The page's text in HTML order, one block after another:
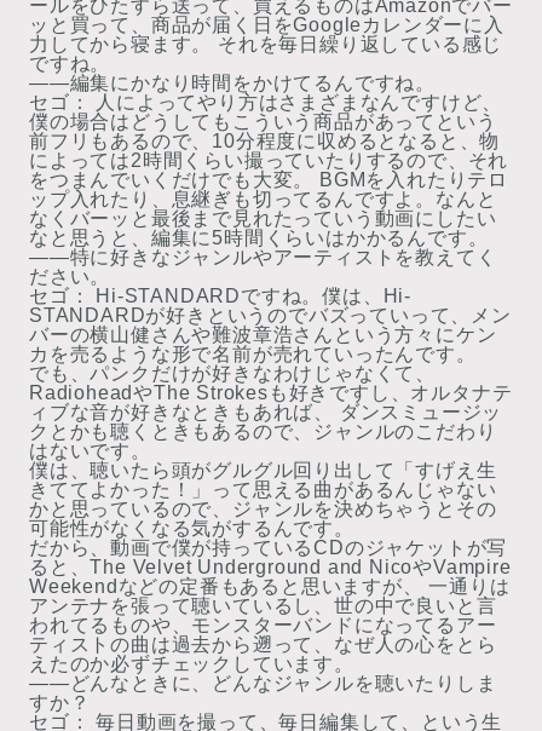
ールをひたすら送って、買えるものはAmazonでバー
ッと買って、商品が届く日をGoogleカレンダーに入
力してから寝ます。 それを毎日繰り返している感じ
ですね。
――編集にかなり時間をかけてるんですね。
セゴ：
人によってやり方はさまざまなんですけど、
僕の場合はどうしてもこういう商品があってという
前フリもあるので、10分程度に収めるとなると、物
によっては2時間くらい撮っていたりするので、それ
をつまんでいくだけでも大変。 BGMを入れたりテロ
ップ入れたり、息継ぎも切ってるんですよ。なんと
なくバーッと最後まで見れたっていう動画にしたい
なと思うと、編集に5時間くらいはかかるんです。
――特に好きなジャンルやアーティストを教えてく
ださい。
セゴ：
Hi-STANDARDですね。僕は、Hi-
STANDARDが好きというのでバズっていって、メン
バーの横山健さんや難波章浩さんという方々にケン
カを売るような形で名前が売れていったんです。
でも、パンクだけが好きなわけじゃなくて、
RadioheadやThe Strokesも好きですし、オルタナテ
ィブな音が好きなときもあれば、 ダンスミュージッ
クとかも聴くときもあるので、ジャンルのこだわり
はないです。
僕は、聴いたら頭がグルグル回り出して「すげえ生
きててよかった！」って思える曲があるんじゃない
かと思っているので、ジャンルを決めちゃうとその
可能性がなくなる気がするんです。
だから、動画で僕が持っているCDのジャケットが写
ると、The Velvet Underground and NicoやVampire
Weekendなどの定番もあると思いますが、 一通りは
アンテナを張って聴いているし、世の中で良いと言
われてるものや、モンスターバンドになってるアー
ティストの曲は過去から遡って、なぜ人の心をとら
えたのか必ずチェックしています。
――どんなときに、どんなジャンルを聴いたりしま
すか？
セゴ：
毎日動画を撮って、毎日編集して、という生